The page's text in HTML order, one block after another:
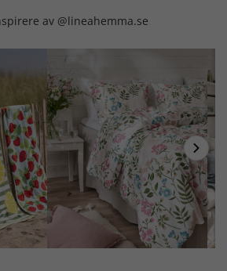
av @lineahemma.se